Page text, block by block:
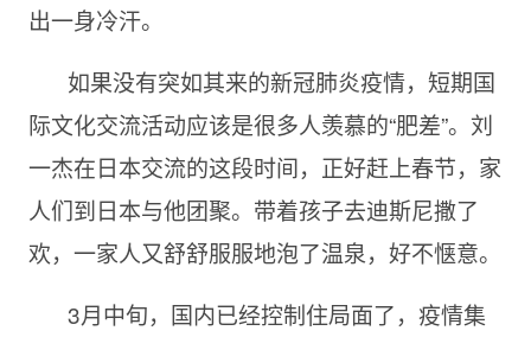
出一身冷汗。
如果没有突如其来的新冠肺炎疫情，短期国
际文化交流活动应该是很多人羡慕的“肥差”。刘
一杰在日本交流的这段时间，正好赶上春节，家
人们到日本与他团聚。带着孩子去迪斯尼撒了
欢，一家人又舒舒服服地泡了温泉，好不惬意。
3月中旬，国内已经控制住局面了，疫情集